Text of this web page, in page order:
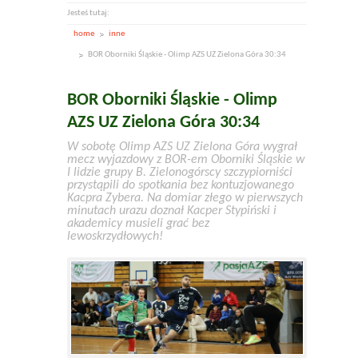
Jesteś tutaj:
home inne
BOR Oborniki Śląskie - Olimp AZS UZ Zielona Góra 30:34
BOR Oborniki Śląskie - Olimp
AZS UZ Zielona Góra 30:34
W sobotę Olimp AZS UZ Zielona Góra wygrał
mecz wyjazdowy z BOR-em Oborniki Śląskie w
I lidzie grupy B. Zielonogórscy szczypiorniści
przystąpili do spotkania bez kontuzjowanego
Kacpra Zybera. Na domiar złego w pierwszych
minutach urazu doznał Kacper Stypiński i
akademicy musieli grać bez
lewoskrzydłowych!